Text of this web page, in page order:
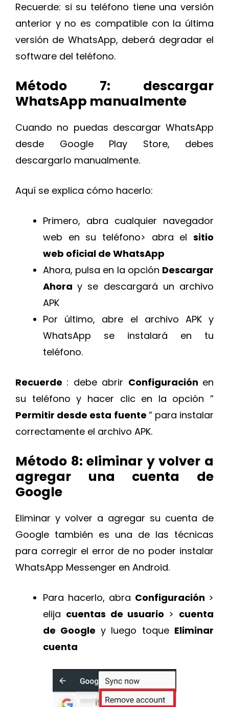
Recuerde: si su teléfono tiene una versión
anterior y no es compatible con la última
versión de WhatsApp, deberá degradar el
software del teléfono.
Método 7: descargar
WhatsApp manualmente
Cuando no puedas descargar WhatsApp
desde Google Play Store, debes
descargarlo manualmente.
Aquí se explica cómo hacerlo:
Primero, abra cualquier navegador
web en su teléfono> abra el sitio
web oficial de WhatsApp
Ahora, pulsa en la opción Descargar
Ahoray se descargará un archivo
APK
Por último, abre el archivo APK y
WhatsApp se instalará en tu
teléfono.
Recuerde : debe abrir Configuración en
su teléfono y hacer clic en la opción ”
Permitir desde esta fuente ” para instalar
correctamente el archivo APK.
Método 8: eliminar y volver a
agregar una cuenta de
Google
Eliminar y volver a agregar su cuenta de
Google también es una de las técnicas
para corregir el error de no poder instalar
WhatsApp Messenger en Android.
Para hacerlo, abra Configuración >
elija cuentas de usuario > cuenta
de Google y luego toque Eliminar
cuenta